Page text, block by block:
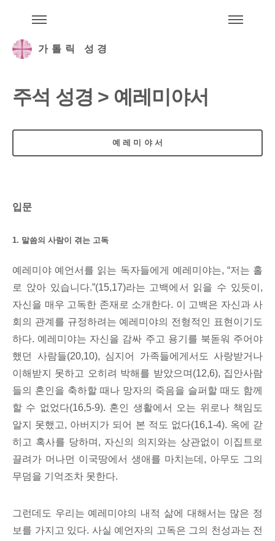
가톨릭 성경
주석 성경 > 예레미야서
예레미야서
입문
1. 말씀의 사람이 겪는 고독
예레미야 예언서를 읽는 독자들에게 예레미야는, “저는 홀
로 앉아 있습니다.”(15,17)라는 고백에서 읽을 수 있듯이,
자신을 매우 고독한 존재로 소개한다. 이 고백은 자신과 사
회의 관계를 규정하려는 예레미야의 전형적인 표현이기도
하다. 예레미야는 자신을 감싸 주고 용기를 북돋워 주어야
했던 사람들(20,10), 심지어 가족들에게서도 사랑받거나
이해받지 못하고 오히려 박해를 받았으며(12,6), 집안사람
들의 혼인을 축하할 때나 망자의 죽음을 슬퍼할 때도 함께
할 수 없었다(16,5-9). 혼인 생활에서 오는 위로나 책임도
알지 못했고, 아버지가 되어 본 적도 없다(16,1-4). 옥에 갇
히고 혹사를 당하며, 자신의 의지와는 상관없이 이집트로
끌려가 머나먼 이국땅에서 생애를 마치는데, 아무도 그의
무덤을 기억조차 못한다.
그런데도 우리는 예레미야의 내적 삶에 대해서는 많은 정
보를 가지고 있다. 사실 예언자의 고독은 그의 천성과는 전